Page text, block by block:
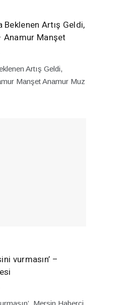
Artış Geldi,
Anamur Manşet
Artış Geldi,
Manşet Anamur Muz
vurmasın’ –
Mersin Haberci